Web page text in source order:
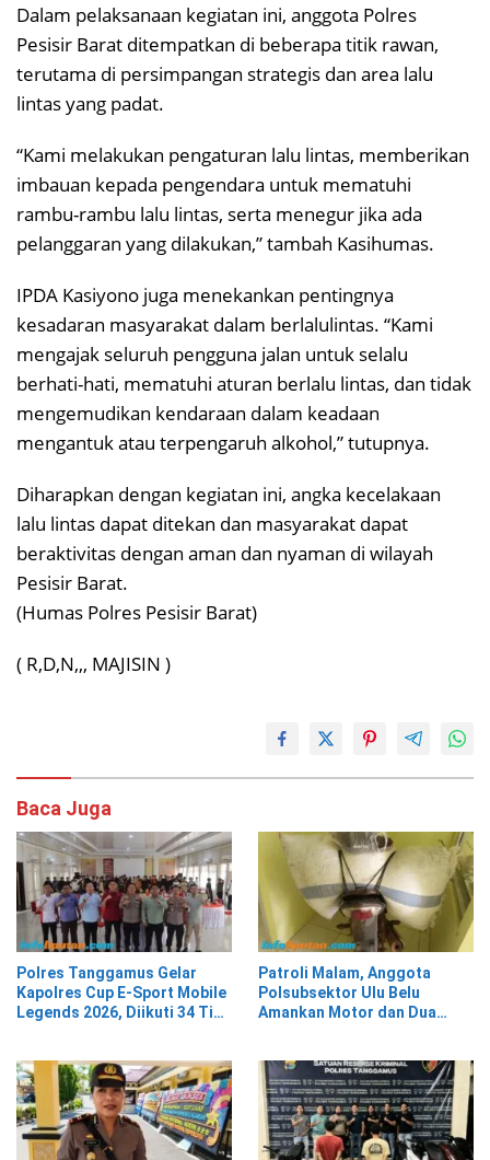
Dalam pelaksanaan kegiatan ini, anggota Polres
Pesisir Barat ditempatkan di beberapa titik rawan,
terutama di persimpangan strategis dan area lalu
lintas yang padat.
“Kami melakukan pengaturan lalu lintas, memberikan
imbauan kepada pengendara untuk mematuhi
rambu-rambu lalu lintas, serta menegur jika ada
pelanggaran yang dilakukan,” tambah Kasihumas.
IPDA Kasiyono juga menekankan pentingnya
kesadaran masyarakat dalam berlalulintas. “Kami
mengajak seluruh pengguna jalan untuk selalu
berhati-hati, mematuhi aturan berlalu lintas, dan tidak
mengemudikan kendaraan dalam keadaan
mengantuk atau terpengaruh alkohol,” tutupnya.
Diharapkan dengan kegiatan ini, angka kecelakaan
lalu lintas dapat ditekan dan masyarakat dapat
beraktivitas dengan aman dan nyaman di wilayah
Pesisir Barat.
(Humas Polres Pesisir Barat)
( R,D,N,,, MAJISIN )
Baca Juga
Polres Tanggamus Gelar
Kapolres Cup E-Sport Mobile
Legends 2026, Diikuti 34 Tim
Patroli Malam, Anggota
Polsubsektor Ulu Belu
Amankan Motor dan Dua